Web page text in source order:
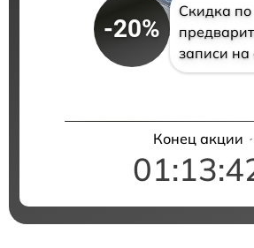
-20%
Скидка по
записи на
Конец акции